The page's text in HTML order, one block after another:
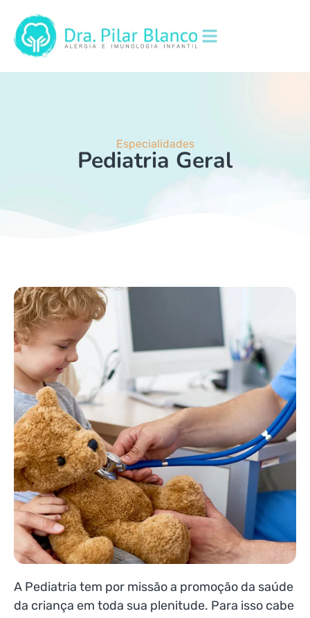
Especialidades
Pediatria Geral
A Pediatria tem por missão a promoção da saúde
da criança em toda sua plenitude. Para isso cabe